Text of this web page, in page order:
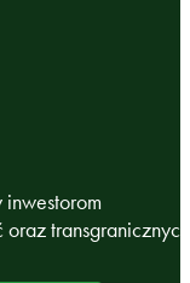
transgranicznych